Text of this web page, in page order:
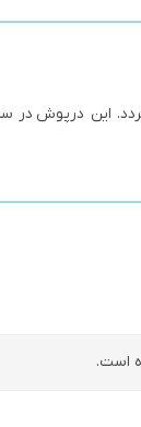
این درپوش
است.